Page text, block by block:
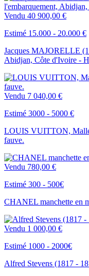
Vendu 40 900,00 €
Estimé 15.000 - 20.000 €
Jacques MAJORELLE
Abidjan, Côte d'Ivoire -
Vendu 7 040,00 €
Estimé 3000 - 5000 €
LOUIS VUITTON, Malle
fauve.
Vendu 780,00 €
Estimé 300 - 500€
CHANEL manchette en
Vendu 1 000,00 €
Estimé 1000 - 2000€
Alfred Stevens (1817 -